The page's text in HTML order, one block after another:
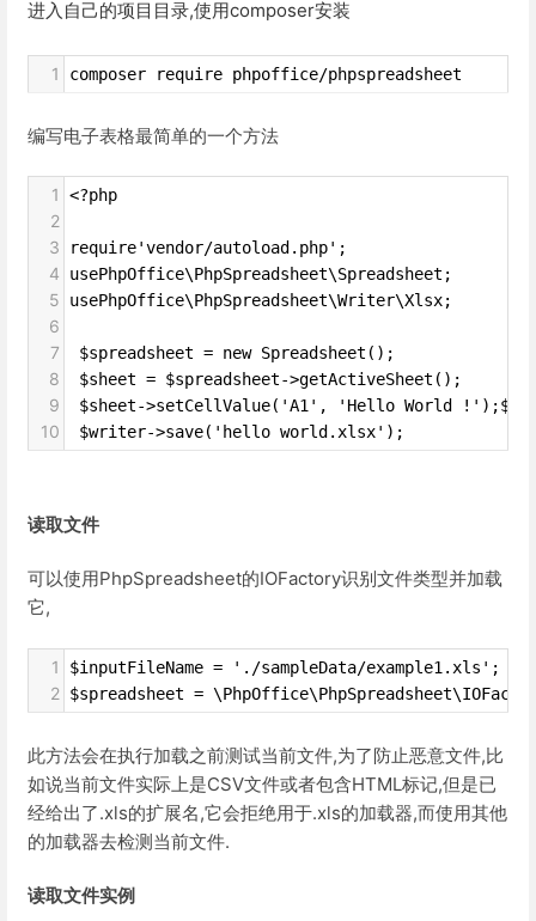
进入自己的项目目录,使用composer安装
1 composer require phpoffice/phpspreadsheet
编写电子表格最简单的一个方法
1 <?php
2
3
require'vendor/autoload.php';
4 usePhpOffice\PhpSpreadsheet\Spreadsheet;
5 usePhpOffice\PhpSpreadsheet\Writer\Xlsx;
6
7
$spreadsheet = new Spreadsheet();
8 $sheet = $spreadsheet->getActiveSheet();
9 $sheet->setCellValue('A1', 'Hello World
10 $writer->save('hello world.xlsx');
读取文件
可以使用PhpSpreadsheet的IOFactory识别文件类型并加载
它,
1 $inputFileName = './sampleData/example1.xls';
2 $spreadsheet =
此方法会在执行加载之前测试当前文件,为了防止恶意文件,比
如说当前文件实际上是CSV文件或者包含HTML标记,但是已
经给出了.xls的扩展名,它会拒绝用于.xls的加载器,而使用其他
的加载器去检测当前文件.
读取文件实例